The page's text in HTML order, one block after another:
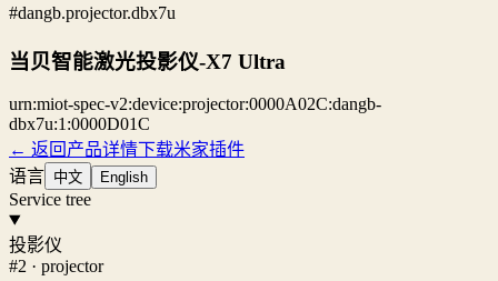
#dangb.projector.dbx7u
当贝智能激光投影仪-X7 Ultra
urn:miot-spec-v2:device:projector:0000A02C:dangb-
dbx7u:1:0000D01C
← 返回产品详情下载米家插件
语言 中文 English
Service tree
投影仪
#2 · projector